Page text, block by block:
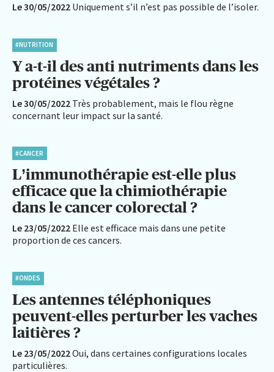
Le 30/05/2022 Uniquement s’il n’est pas possible de l’isoler.
#NUTRITION
Y a-t-il des anti nutriments dans les
protéines végétales ?
Le 30/05/2022 Très probablement, mais le flou règne
concernant leur impact sur la santé.
#CANCER
L’immunothérapie est-elle plus
efficace que la chimiothérapie
dans le cancer colorectal ?
Le 23/05/2022 Elle est efficace mais dans une petite
proportion de ces cancers.
#ONDES
Les antennes téléphoniques
peuvent-elles perturber les vaches
laitières ?
Le 23/05/2022Oui, dans certaines configurations locales
particulières.